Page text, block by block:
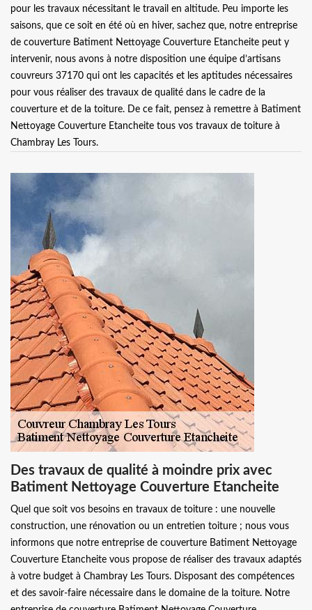
pour les travaux nécessitant le travail en altitude. Peu importe les
saisons, que ce soit en été où en hiver, sachez que, notre entreprise
de couverture Batiment Nettoyage Couverture Etancheite peut y
intervenir, nous avons à notre disposition une équipe d’artisans
couvreurs 37170 qui ont les capacités et les aptitudes nécessaires
pour vous réaliser des travaux de qualité dans le cadre de la
couverture et de la toiture. De ce fait, pensez à remettre à Batiment
Nettoyage Couverture Etancheite tous vos travaux de toiture à
Chambray Les Tours.
Des travaux de qualité à moindre prix avec
Batiment Nettoyage Couverture Etancheite
Quel que soit vos besoins en travaux de toiture : une nouvelle
construction, une rénovation ou un entretien toiture ; nous vous
informons que notre entreprise de couverture Batiment Nettoyage
Couverture Etancheite vous propose de réaliser des travaux adaptés
à votre budget à Chambray Les Tours. Disposant des compétences
et des savoir-faire nécessaire dans le domaine de la toiture. Notre